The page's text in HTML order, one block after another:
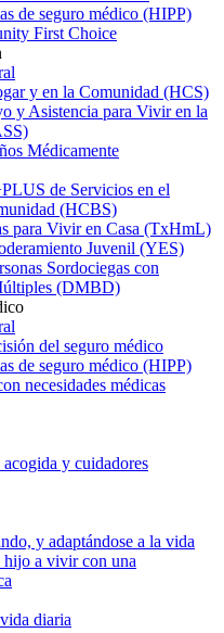
de seguro médico (HIPP)
First Choice
y en la Comunidad (HCS)
y Asistencia para Vivir en la
Médicamente
de Servicios en el
(HCBS)
para Vivir en Casa (TxHmL)
Juvenil (YES)
Sordociegas con
(DMBD)
del seguro médico
de seguro médico (HIPP)
necesidades médicas
acogida y cuidadores
y adaptándose a la vida
hijo a vivir con una
diaria